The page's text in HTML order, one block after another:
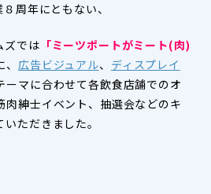
８周年にともない、
ズでは 「ミーツポートがミート(肉)
、広告ビジュアル、 ディスプレイ
ーマに合わせて各飲食店舗でのオ
肉紳士イベント、抽選会などのキ
ただきました。